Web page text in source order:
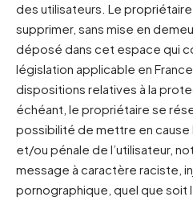
des utilisateurs. Le
supprimer, sans mise en
déposé dans cet espace qui
législation applicable en
dispositions relatives à la
échéant, le propriétaire se
possibilité de mettre en cause
et/ou pénale de l’utilisateur,
message à caractère raciste,
pornographique, quel que soit